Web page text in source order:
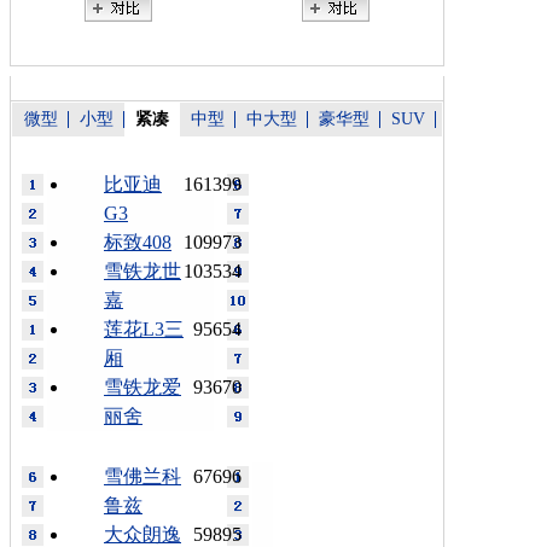
微型 小型 紧凑 中型 中大型 豪华型 SUV
161399
比亚迪
G3
109973
标致408
103534
雪铁龙世
嘉
95654
莲花L3三
厢
93670
雪铁龙爱
丽舍
67696
雪佛兰科
鲁兹
59895
大众朗逸